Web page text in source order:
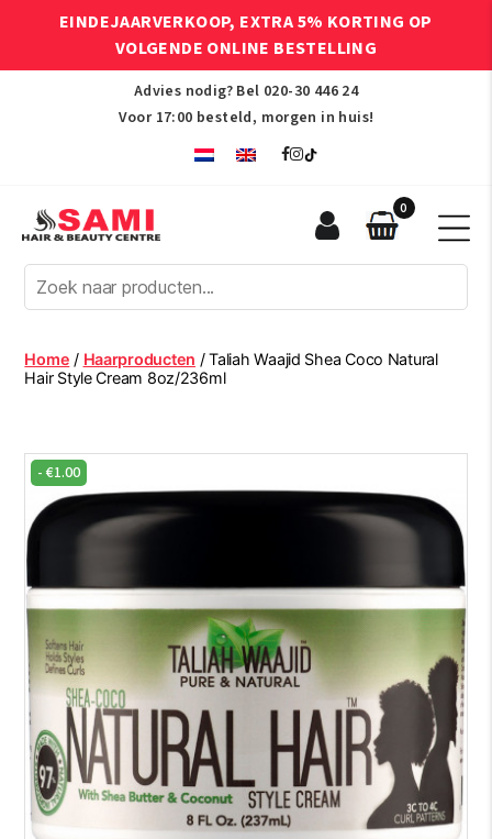
EINDEJAARVERKOOP, EXTRA 5% KORTING OP
VOLGENDE ONLINE BESTELLING
Advies nodig? Bel 020-30 446 24
Voor 17:00 besteld, morgen in huis!
Afro
Hair
Beauty
Centre
0
Home / Haarproducten / Taliah Waajid Shea Coco Natural
Hair Style Cream 8oz/236ml
-€1.00